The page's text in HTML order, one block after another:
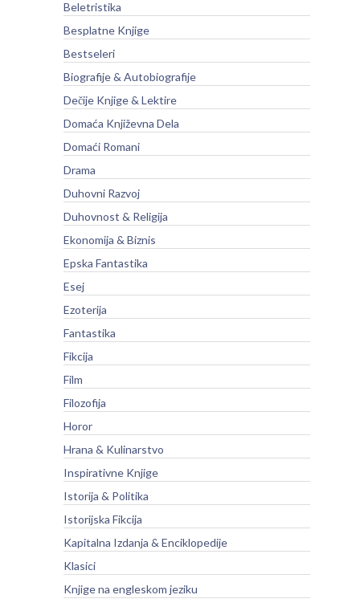
Beletristika
Besplatne Knjige
Bestseleri
Biografije & Autobiografije
Dečije Knjige & Lektire
Domaća Književna Dela
Domaći Romani
Drama
Duhovni Razvoj
Duhovnost & Religija
Ekonomija & Biznis
Epska Fantastika
Esej
Ezoterija
Fantastika
Fikcija
Film
Filozofija
Horor
Hrana & Kulinarstvo
Inspirativne Knjige
Istorija & Politika
Istorijska Fikcija
Kapitalna Izdanja & Enciklopedije
Klasici
Knjige na engleskom jeziku